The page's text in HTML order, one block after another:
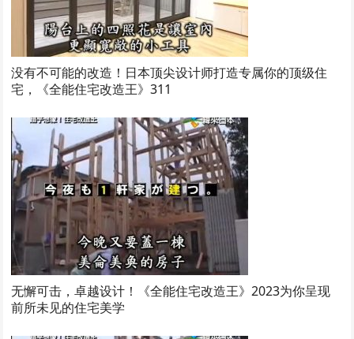
没有不可能的改造！日本顶尖设计师打造专属你的顶级住
宅，《全能住宅改造王》311
无懈可击，卓越设计！《全能住宅改造王》2023为你呈现
前所未见的住宅美学